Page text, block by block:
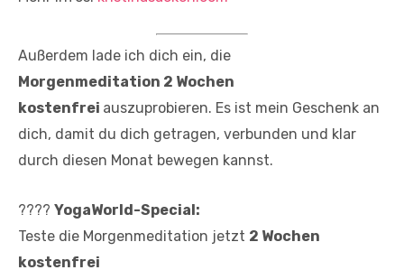
Außerdem lade ich dich ein, die
Morgenmeditation 2 Wochen
kostenfrei auszuprobieren. Es ist mein Geschenk an
dich, damit du dich getragen, verbunden und klar
durch diesen Monat bewegen kannst.
???? YogaWorld-Special:
Teste die Morgenmeditation jetzt 2 Wochen
kostenfrei